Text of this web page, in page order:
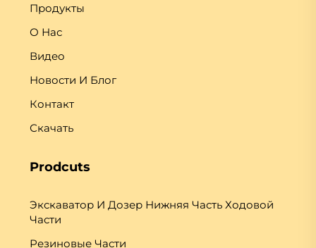
Продукты
О Нас
Видео
Новости И Блог
Контакт
Скачать
Prodcuts
Экскаватор И Дозер Нижняя Часть Ходовой
Части
Резиновые Части